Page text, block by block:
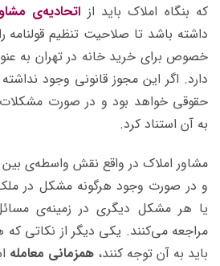
که بنگاه املاک باید از اتحادیه‌ی
داشته باشد تا صلاحیت تنظیم قولنامه
خصوص برای خرید خانه در تهران به
دارد. اگر این مجوز قانونی وجود نداشته
حقوقی خواهد بود و در صورت مشکلات
به آن استناد کرد.
مشاور املاک در واقع نقش واسطه‌ی بین
و در صورت وجود هرگونه مشکل در
یا هر مشکل دیگری در زمینه‌ی
مراجعه می‌کنند. یکی دیگر از نکاتی
باید به آن توجه کنند، همزمانی معامله